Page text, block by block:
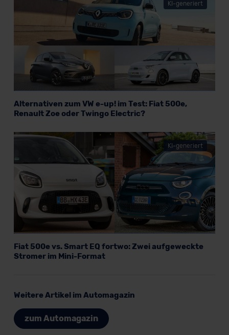
KI-generiert
Alternativen zum VW e-up! im Test: Fiat 500e,
Renault Zoe oder Twingo Electric?
KI-generiert
Fiat 500e vs. Smart EQ fortwo: Zwei aufgeweckte
Stromer im Mini-Format
Weitere Artikel im Automagazin
zum Automagazin